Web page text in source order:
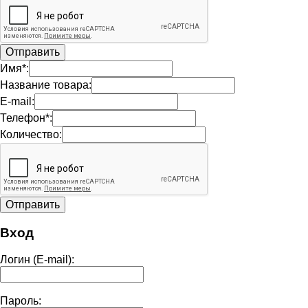
Имя*:
Название товара:
E-mail:
Телефон*:
Количество:
Вход
Логин (E-mail):
Пароль: